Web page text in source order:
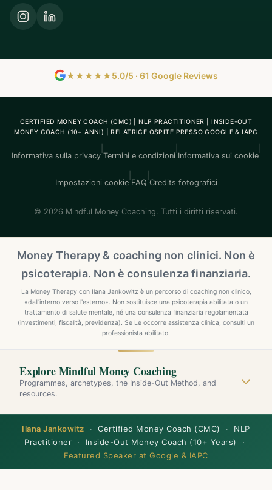
★★★★★5.0/5 · 61 Google Reviews
CERTIFIED MONEY COACH (CMC) | NLP PRACTITIONER | INSIDE-OUT
MONEY COACH (10+ ANNI) | RELATRICE OSPITE PRESSO GOOGLE & IAPC
Informativa sulla privacy Termini e condizioni Informativa sui cookie
Impostazioni cookie FAQ Credits fotografici
© 2026 Mindful Money Coaching. Tutti i diritti riservati.
Money Therapy & coaching non clinici. Non è
psicoterapia. Non è consulenza finanziaria.
La Money Therapy con Ilana Jankowitz è un percorso di coaching non clinico,
«dall'interno verso l'esterno». Non sostituisce una psicoterapia abilitata o un
trattamento di salute mentale, né una consulenza finanziaria regolamentata
(investimenti, fiscalità, previdenza). Se Le occorre assistenza clinica, consulti un
professionista abilitato.
Explore Mindful Money Coaching
Programmes, archetypes, the Inside-Out Method, and
resources.
Ilana Jankowitz · Certified Money Coach (CMC) · NLP
Practitioner · Inside-Out Money Coach (10+ Years) ·
Featured Speaker at Google & IAPC